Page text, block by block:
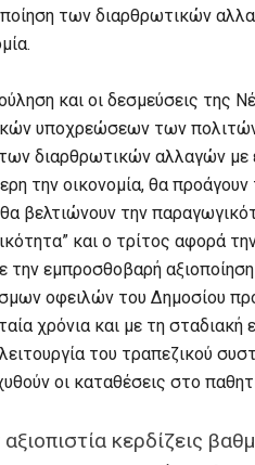
των διαρθρωτικών
και οι δεσμεύσεις της
υποχρεώσεων των
διαρθρωτικών αλλαγών
την οικονομία, θα
βελτιώνουν την
και ο τρίτος αφορά
την εμπροσθοβαρή
οφειλών του Δημοσίου
χρόνια και με τη
του τραπεζικού
οι καταθέσεις στο
αξιοπιστία κερδίζεις